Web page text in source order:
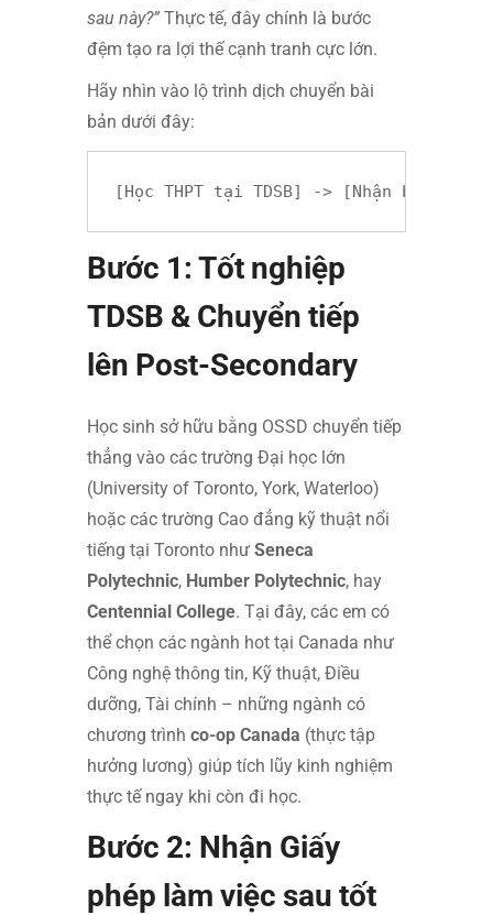
sau này?” Thực tế, đây chính là bước
đệm tạo ra lợi thế cạnh tranh cực lớn.
Hãy nhìn vào lộ trình dịch chuyển bài
bản dưới đây:
Bước 1: Tốt nghiệp
TDSB & Chuyển tiếp
lên Post-Secondary
Học sinh sở hữu bằng OSSD chuyển tiếp
thẳng vào các trường Đại học lớn
(University of Toronto, York, Waterloo)
hoặc các trường Cao đẳng kỹ thuật nổi
tiếng tại Toronto như Seneca
Polytechnic, Humber Polytechnic, hay
Centennial College. Tại đây, các em có
thể chọn các ngành hot tại Canada như
Công nghệ thông tin, Kỹ thuật, Điều
dưỡng, Tài chính – những ngành có
chương trình co-op Canada (thực tập
hưởng lương) giúp tích lũy kinh nghiệm
thực tế ngay khi còn đi học.
Bước 2: Nhận Giấy
phép làm việc sau tốt